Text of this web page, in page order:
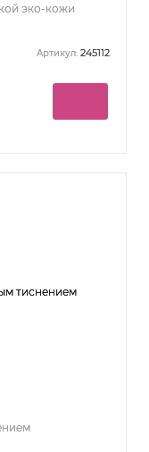
эко-кожи
Артикул: 245112